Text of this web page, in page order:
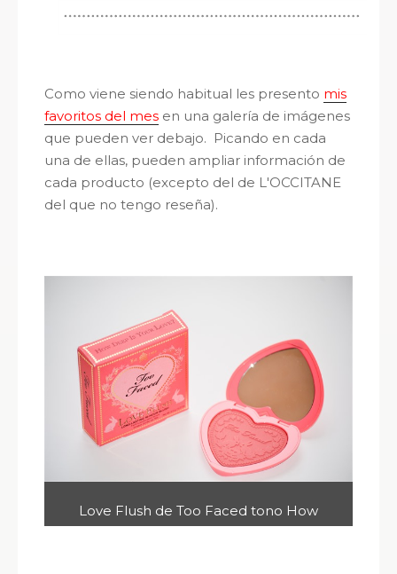
Como viene siendo habitual les presento mis
favoritos del mes en una galería de imágenes
que pueden ver debajo. Picando en cada
una de ellas, pueden ampliar información de
cada producto (excepto del de L'OCCITANE
del que no tengo reseña).